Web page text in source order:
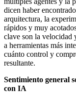
dicen haber
arquitectura, la
rápidos y muy
clave son la
a herramientas más
cuánto control y
resultante.
Sentimiento general
con IA